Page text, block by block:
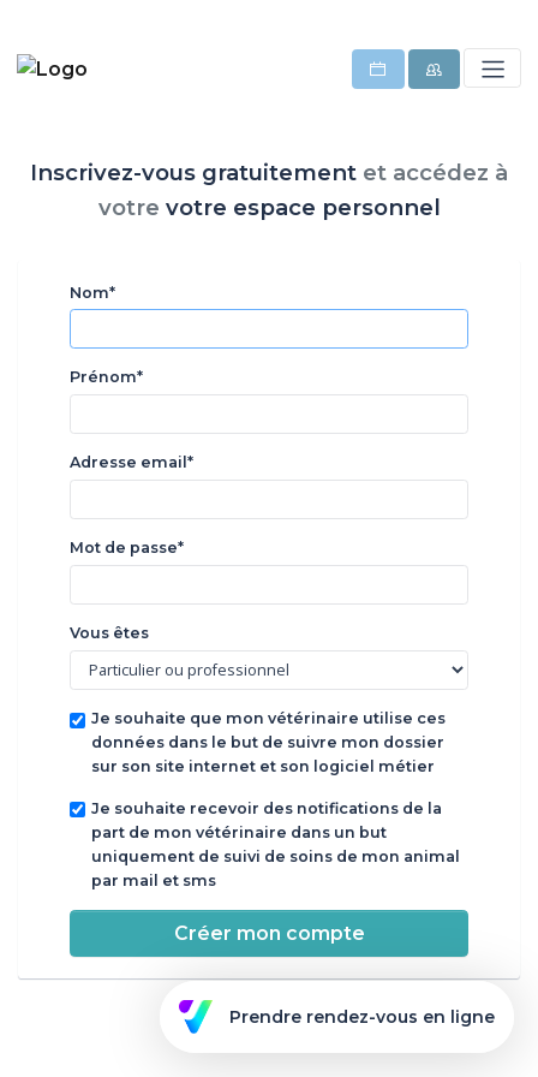
Inscrivez-vous gratuitement et accédez à
votre votre espace personnel
Nom*
Prénom*
Adresse email*
Mot de passe*
Vous êtes
Je souhaite que mon vétérinaire utilise ces
données dans le but de suivre mon dossier
sur son site internet et son logiciel métier
Je souhaite recevoir des notifications de la
part de mon vétérinaire dans un but
uniquement de suivi de soins de mon animal
par mail et sms
Créer mon compte
Prendre rendez-vous en ligne